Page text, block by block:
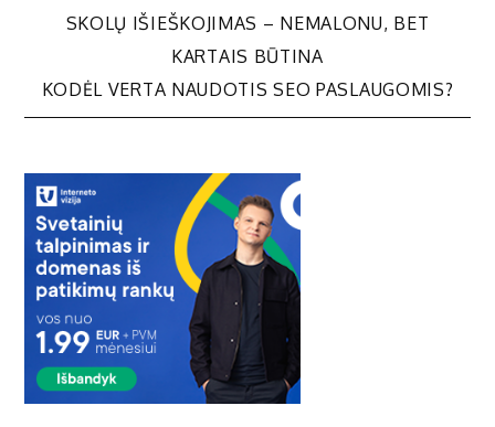
Navigacija
tarp
įrašų
SKOLŲ IŠIEŠKOJIMAS – NEMALONU, BET
KARTAIS BŪTINA
KODĖL VERTA NAUDOTIS SEO PASLAUGOMIS?